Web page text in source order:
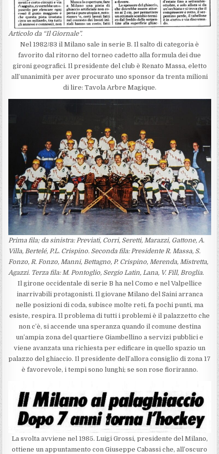
Articolo da “Il Giornale”.
Nel 1982/83 il Milano sale in serie B. Il salto di categoria è
favorito dal ritorno del torneo cadetto alla formula dei due
gironi geografici. Il presidente del club è Renato Massa, eletto
all’unanimità per aver procurato uno sponsor da trenta milioni
di lire: Tavola Arbre Magique.
Prima fila; da sinistra: Previati, Corri, Seretti, Marazzi, Gattone, A.
Villa, Bertelé, P.L. Crispino. Seconda fila: Presidente R. Massa, S.
Fonzo, R. Fonzo, Manni, Bettagno, P. Crispino, Merenda, Mistretta,
Agazzi. Terza fila: M. Pontoglio, Sergio Latin, Lana, V. Fill, Broglia.
Il girone occidentale di serie B ha nel Como e nel Valpellice
inarrivabili protagonisti. Il giovane Milano del Saini arranca
nelle posizioni di coda, subisce molte reti, fa pochi punti, ma
esiste, respira. Il problema di tutti i problemi è il palazzetto che
non c’è, si accende una speranza quando il comune destina
un’ampia zona del quartiere Giambellino a servizi pubblici e
viene avanzata una richiesta per edificare in quello spazio un
palazzo del ghiaccio. Il presidente dell’allora consiglio di zona 17
è favorevole, i tempi sono lunghi; se son rose fioriranno.
La svolta avviene nel 1985. Luigi Grossi, presidente del Milano,
ottiene un appuntamento con Giuseppe Cabassi che, all’oscuro